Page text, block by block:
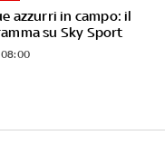
azzurri in campo: il
su Sky Sport
08:00